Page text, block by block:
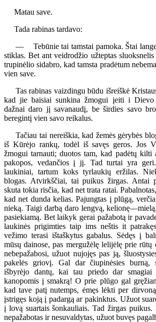
Matau save.
Tada rabinas tardavo:
— Tebūnie tai tamstai pamoka. Štai lange
stiklas. Bet ant veidrodžio užteptas
trupinėlio sidabro, kad tamsta pradėtum
vien save.
Tas rabinas vaizdingu būdu išreiškė
kad jie baisiai sunkina žmogui įeiti i Dievo
dažnai daro jį savanaudį, be širdies savo
beregintį vien savo reikalus.
Tačiau tai nereiškia, kad žemės gėrybės
iš Kūrėjo rankų, todėl iš savęs geros. Jos
žmogui tarnauti; duotos tam, kad padėtų kilti
pakopos, vedančios į jį. Tad turtai yra
laukiniai, tartum koks tyrlaukių eržilas.
blogas. Atvirkščiai, tai puikus žirgas. Antai
skuta tokia risčia, kad net trata ratai.
kad net dunda kelias. Pajungtas į plūgą,
nieką. Taigi darbą daro lengvą,
pasiekiamą. Bet laikyk gerai pažabotą ir
laukinės prigimties taip ims neštis it
vežimo terasi ištaškytus gabalus. Sėdęs į
mūsų dainose, pas mergužėlę lelijėlę prie
nebepažabosi, užuot nujojęs pas ją,
pakelės griovį. Gal dar čiupinėsies burną,
išbyrėjo dantų, kai tau priedo dar smagiai
kanopomis į smakrą! O prie plūgo gal
kad tave patį nutemps, ėmęs lėkti per
įstrigęs koją į padargą ar pakinktus. Užuot
į lovą suartais šonkauliais. Tad žirgas
nepažabotas ir nesuvaldytas, užuot buvęs